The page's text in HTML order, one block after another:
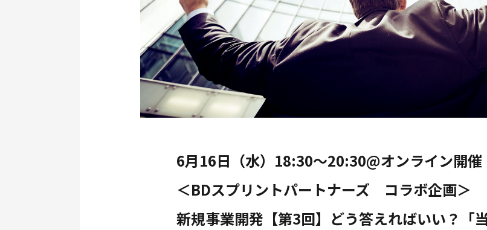
6月16日（水）18:30〜20:30@オンライン開催
＜BDスプリントパートナーズ コラボ企画＞
新規事業開発【第3回】どう答えればいい？「